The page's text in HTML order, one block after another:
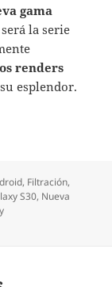
gama
la serie
renders
esplendor.
casi al
, Filtración,
S30, Nueva
casi al completo